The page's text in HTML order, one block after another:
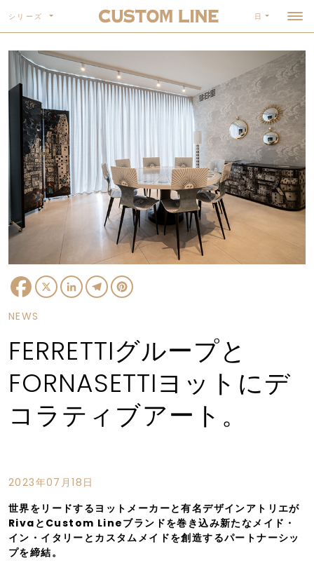
シリーズ 日
Facebook
X LinkedInTelegram
NEWS
FERRETTIグループと
FORNASETTIヨットにデ
コラティブアート。
2023年07月18日
世界をリードするヨットメーカーと有名デザインアトリエが
RivaとCustom Lineブランドを巻き込み新たなメイド・
イン・イタリーとカスタムメイドを創造するパートナーシッ
プを締結。